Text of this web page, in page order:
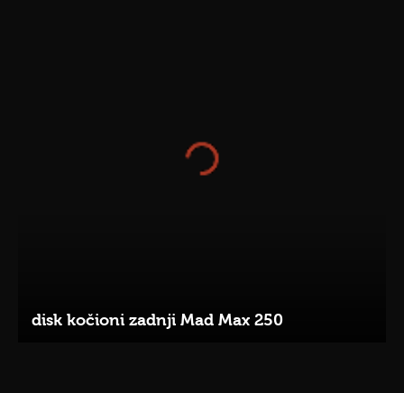
disk kočioni zadnji Mad Max 250